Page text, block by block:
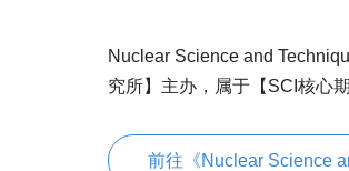
Nuclear Science and
究所】主办，属于【SCI核心期
前往《Nuclear Science